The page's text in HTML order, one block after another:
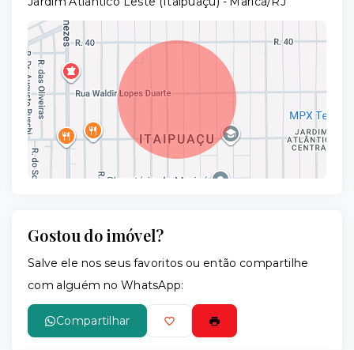
Gostou do imóvel?
Salve ele nos seus favoritos ou então compartilhe
com alguém no WhatsApp:
Compartilhar